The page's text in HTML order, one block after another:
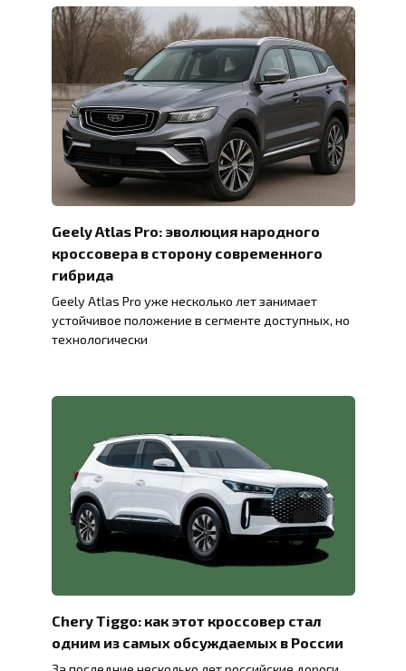
Geely Atlas Pro: эволюция народного
кроссовера в сторону современного
гибрида
Geely Atlas Pro уже несколько лет занимает
устойчивое положение в сегменте доступных, но
технологически
Chery Tiggo: как этот кроссовер стал
одним из самых обсуждаемых в России